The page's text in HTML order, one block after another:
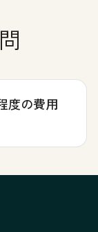
度の費用